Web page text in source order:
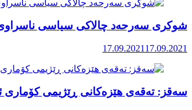
شوکری سەرحەد چالاکی سیاسی ناسراوی
17.09.2021 17.09.2021
سەقز: تەقەی هێزەکانی ڕێژیمی کۆماری